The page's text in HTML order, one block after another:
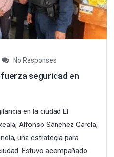
No Responses
seguridad en
en la ciudad El
Alfonso Sánchez García,
una estrategia para
Estuvo acompañado